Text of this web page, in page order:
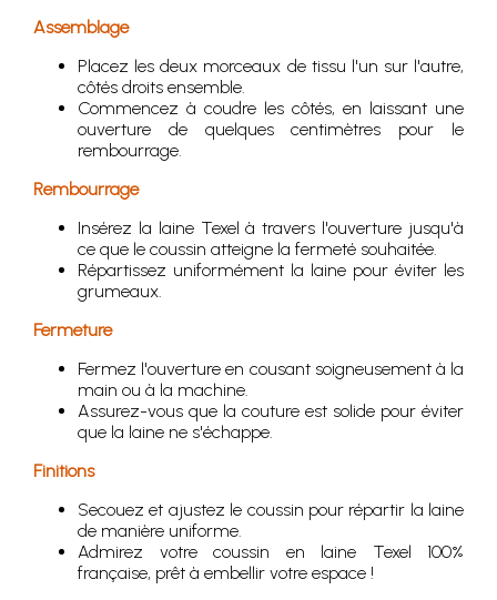
Assemblage
Placez les deux morceaux de tissu l'un sur l'autre,
côtés droits ensemble.
Commencez à coudre les côtés, en laissant une
ouverture de quelques centimètres pour le
rembourrage.
Rembourrage
Insérez la laine Texel à travers l'ouverture jusqu'à
ce que le coussin atteigne la fermeté souhaitée.
Répartissez uniformément la laine pour éviter les
grumeaux.
Fermeture
Fermez l'ouverture en cousant soigneusement à la
main ou à la machine.
Assurez-vous que la couture est solide pour éviter
que la laine ne s'échappe.
Finitions
Secouez et ajustez le coussin pour répartir la laine
de manière uniforme.
Admirez votre coussin en laine Texel 100%
française, prêt à embellir votre espace !